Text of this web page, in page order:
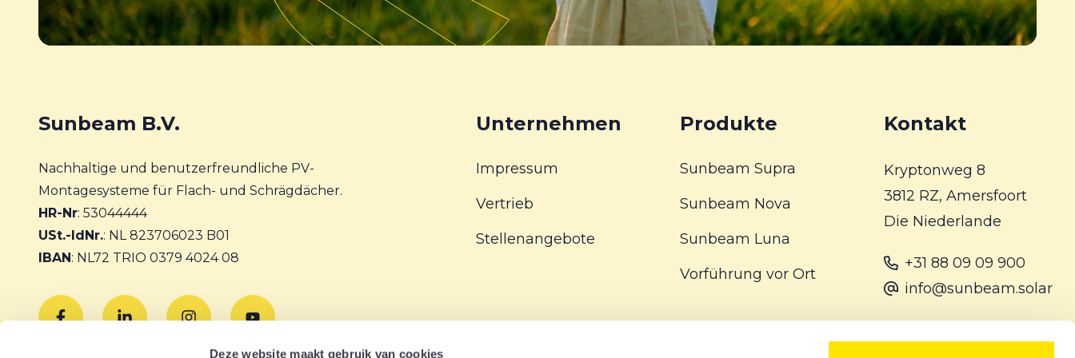
Deze website maakt gebruik van cookies
Sunbeam B.V.
Nachhaltige und benutzerfreundliche PV-
Montagesysteme für Flach- und Schrägdächer.
HR-Nr: 53044444
USt.-IdNr.: NL 823706023 B01
IBAN: NL72 TRIO 0379 4024 08
Unternehmen
Impressum
Vertrieb
Stellenangebote
Produkte
Sunbeam Supra
Sunbeam Nova
Sunbeam Luna
Vorführung vor Ort
Kontakt
Kryptonweg 8
3812 RZ, Amersfoort
Die Niederlande
+31 88 09 09 900
info@sunbeam.solar